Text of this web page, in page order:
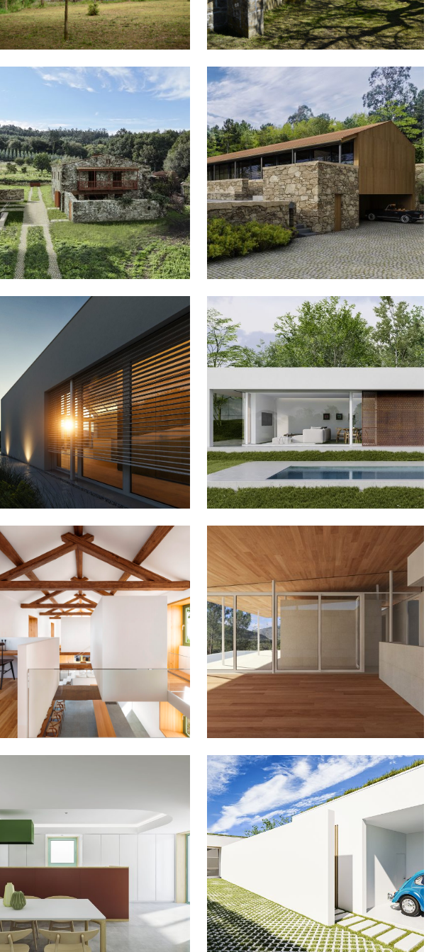
PONTEDEVA
MEDIANERAS CELANOVA
REHABILITACIÓN EN
ABEGONDO
CASA EN BERESMO
PASSIVHAUS EN TIBIAS PASSIVHAUS EN VEDRA
REHABILITACIÓN EN ARZÚA
VIVIENDA EN PAZO DE
REMODELACIÓN EN
SEIXALVO
VIVIENDA EN CULLEREDO